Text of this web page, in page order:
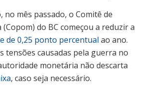
mês passado, o Comitê de
do BC começou a reduzir a
de 0,25 ponto percentual ao ano.
tensões causadas pela guerra no
monetária não descarta
, caso seja necessário.